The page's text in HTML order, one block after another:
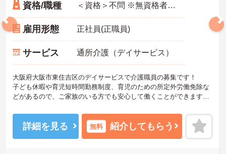
資格/職種 ＜資格＞不問 ※無資格者:入社半年以内に会社負担で認知症介護基礎研修受講 ＜経験＞不問 送迎業務できる方歓迎
雇用形態 正社員(正職員)
サービス 通所介護（デイサービス）
大阪府大阪市東住吉区のデイサービスで介護職員の募集です！
子ども休暇や育児短時間勤務制度、育児のための所定外労働免除な
どがあるので、ご家族のいる方でも安心して働くことができます◎
る職場です♪
ご興味のある方は、面接ポイントをお伝えしますので、お気軽にご
詳細を見る 無料 紹介してもらう